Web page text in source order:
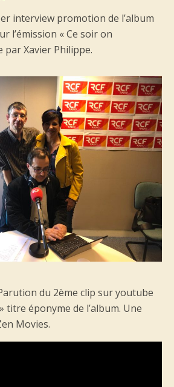
interview promotion de l’album
l’émission « Ce soir on
par Xavier Philippe.
du 2ème clip sur youtube
titre éponyme de l’album. Une
Movies.